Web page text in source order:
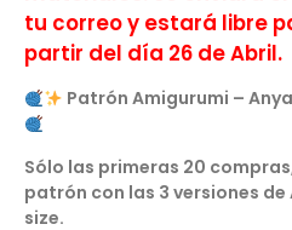
tu correo y estará libre
partir del día 26 de Abril.
Patrón Amigurumi –
Sólo las primeras 20
patrón con las 3 versiones
size.